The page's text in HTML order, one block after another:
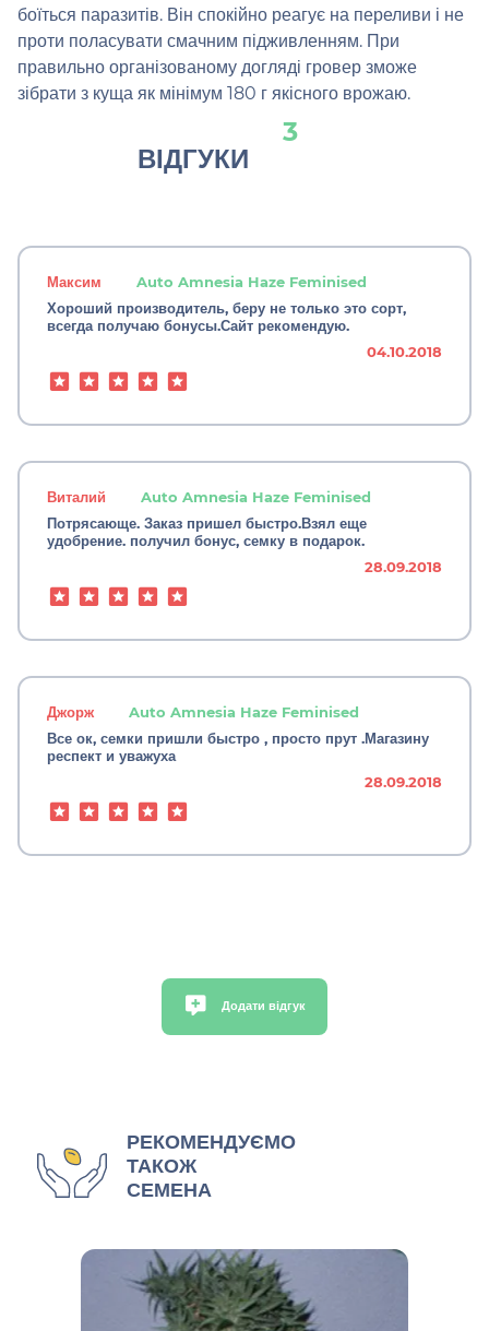
боїться паразитів. Він спокійно реагує на переливи і не
проти поласувати смачним підживленням. При
правильно організованому догляді гровер зможе
зібрати з куща як мінімум 180 г якісного врожаю.
ВІДГУКИ
3
Максим
Auto Amnesia Haze Feminised
Хороший производитель, беру не только это сорт,
всегда получаю бонусы.Сайт рекомендую.
04.10.2018
Виталий
Auto Amnesia Haze Feminised
Потрясающе. Заказ пришел быстро.Взял еще
удобрение. получил бонус, семку в подарок.
28.09.2018
Джорж
Auto Amnesia Haze Feminised
Все ок, семки пришли быстро , просто прут .Магазину
респект и уважуха
28.09.2018
Додати відгук
РЕКОМЕНДУЄМО
ТАКОЖ
СЕМЕНА